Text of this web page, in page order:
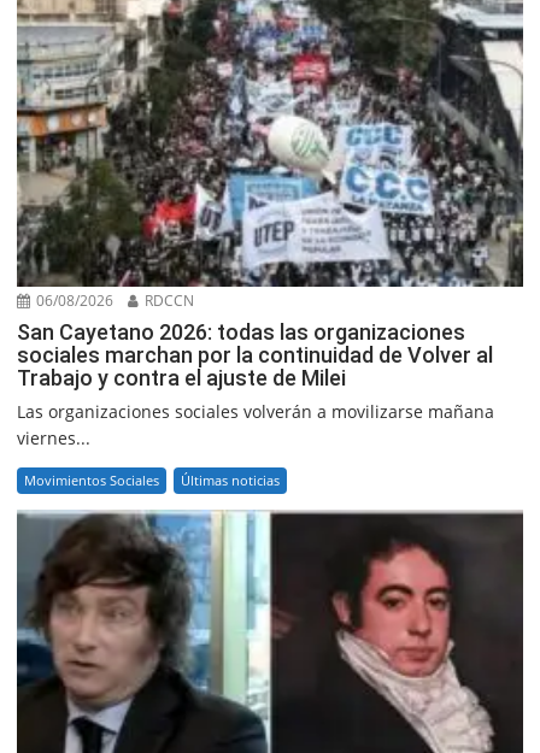
06/08/2026 RDCCN
San Cayetano 2026: todas las organizaciones
sociales marchan por la continuidad de Volver al
Trabajo y contra el ajuste de Milei
Las organizaciones sociales volverán a movilizarse mañana
viernes...
Movimientos Sociales Últimas noticias